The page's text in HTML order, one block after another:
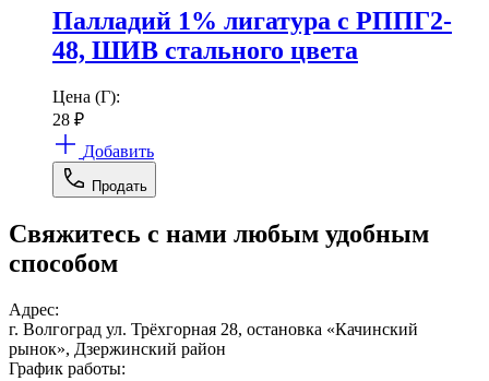
Палладий 1% лигатура с РППГ2-
48, ШИВ стального цвета
Цена (Г):
28 ₽
Добавить
Продать
Свяжитесь с нами любым удобным
способом
Адрес:
г. Волгоград ул. Трёхгорная 28, остановка «Качинский
рынок», Дзержинский район
График работы: